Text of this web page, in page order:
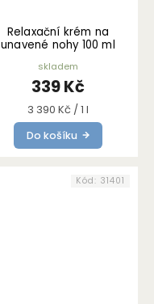
Relaxační krém na
unavené nohy 100 ml
skladem
339 Kč
Měrná
cena:
3 390 Kč / 1 l
Do košíku
Kód: 31401